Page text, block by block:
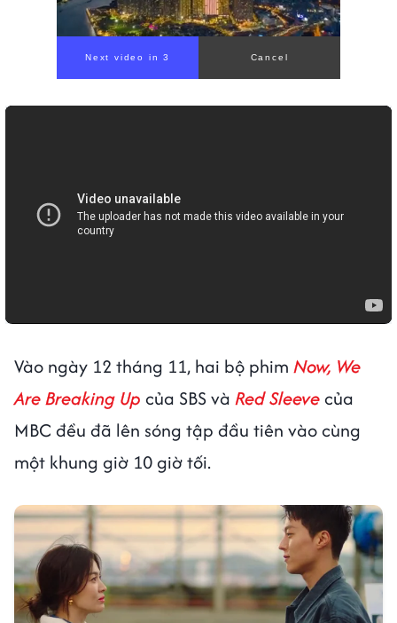
Vào ngày 12 tháng 11, hai bộ phim Now, We
Are Breaking Up của SBS và Red Sleevecủa
MBC đều đã lên sóng tập đầu tiên vào cùng
một khung giờ 10 giờ tối.